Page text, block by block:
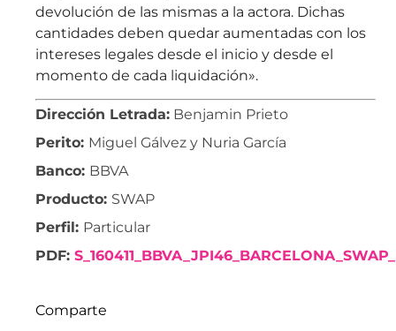
devolución de las mismas a la actora. Dichas
cantidades deben quedar aumentadas con los
intereses legales desde el inicio y desde el
momento de cada liquidación».
Dirección Letrada: Benjamin Prieto
Perito: Miguel Gálvez y Nuria García
Banco: BBVA
Producto: SWAP
Perfil: Particular
PDF:
Comparte